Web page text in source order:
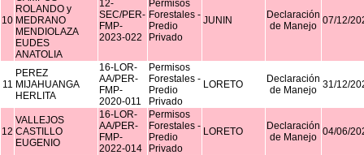
10
ROLANDO y
MEDRANO
MENDIOLAZA
EUDES
ANATOLIA
12-
SEC/PER-
FMP-
2023-022
Permisos
Forestales -
Predio
Privado
JUNIN
Declaración
de Manejo 07/12/
11
PEREZ
MIJAHUANGA
HERLITA
16-LOR-
AA/PER-
FMP-
2020-011
Permisos
Forestales -
Predio
Privado
LORETO
Declaración
de Manejo 31/12/
12
VALLEJOS
CASTILLO
EUGENIO
16-LOR-
AA/PER-
FMP-
2022-014
Permisos
Forestales -
Predio
Privado
LORETO
Declaración
de Manejo 04/06/